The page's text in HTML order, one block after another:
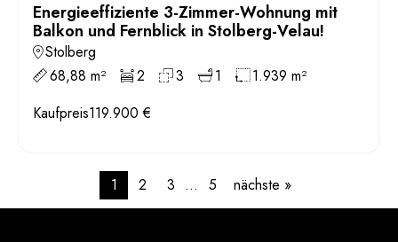
Energieeffiziente 3-Zimmer-Wohnung mit
Balkon und Fernblick in Stolberg-Velau!
Stolberg
68,88 m²
2 3 1
1.939 m²
Kaufpreis119.900 €
1 2 3 … 5 nächste »